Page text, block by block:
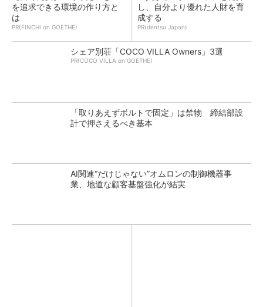
を追求できる環境の作り方と
は
PR(FINCHI on GOETHE)
し、自分より優れた人財を育
成する
PR(dentsu Japan)
シェア別荘「COCO VILLA Owners」3選
PR(COCO VILLA on GOETHE)
「取りあえずボルトで固定」は禁物 締結部設
計で押さえるべき基本
AI関連“だけじゃない”オムロンの制御機器事
業、地道な顧客基盤強化が結実